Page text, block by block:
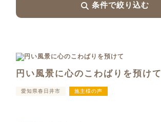
条件で絞り込む
円い風景に心のこわばりを預けて
愛知県春日井市 施主様の声